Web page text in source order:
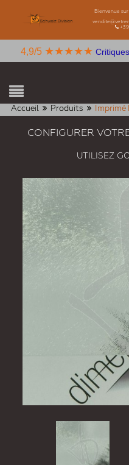
Bienvenue
4,9/5 ★★★★★ Critiques
Accueil Produits
CONFIGURER
UTILISEZ